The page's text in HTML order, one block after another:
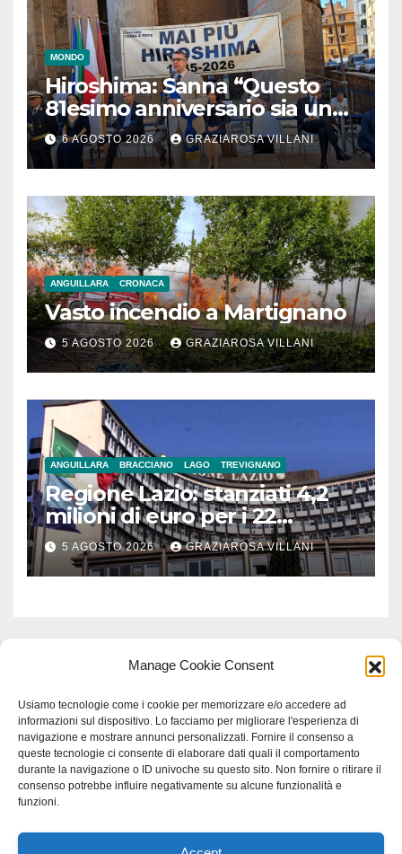
Manage Cookie Consent
Usiamo tecnologie come i cookie per memorizzare e/o accedere ad
informazioni sul dispositivo. Lo facciamo per migliorare l'esperienza di
navigazione e mostrare annunci personalizzati. Fornire il consenso a
queste tecnologie ci consente di elaborare dati quali il comportamento
durante la navigazione o ID univoche su questo sito. Non fornire o ritirare il
consenso potrebbe influire negativamente su alcune funzionalità e
funzioni.
MONDO
Hiroshima: Sanna “Questo
81esimo anniversario sia un
monito per tutti”
6 AGOSTO 2026 GRAZIAROSA VILLANI
ANGUILLARA CRONACA
Vasto incendio a Martignano
5 AGOSTO 2026 GRAZIAROSA VILLANI
ANGUILLARA BRACCIANO LAGO TREVIGNANO
Regione Lazio: stanziati 4,2
milioni di euro per i 22
Comuni dell’Etruria
Meridionale
5 AGOSTO 2026 GRAZIAROSA VILLANI